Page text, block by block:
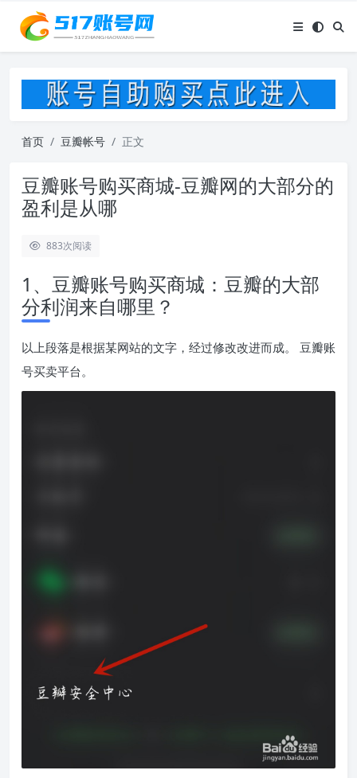
首页 豆瓣帐号 正文
豆瓣账号购买商城-豆瓣网的大部分的
盈利是从哪
883次阅读
1、豆瓣账号购买商城：豆瓣的大部
分利润来自哪里？
以上段落是根据某网站的文字，经过修改改进而成。 豆瓣账
号买卖平台。